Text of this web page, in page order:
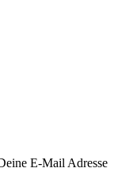
E-Mail Adresse